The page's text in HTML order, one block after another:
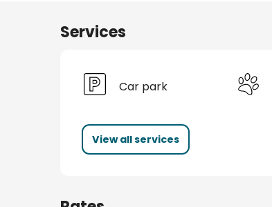
Services
Car park
View all services